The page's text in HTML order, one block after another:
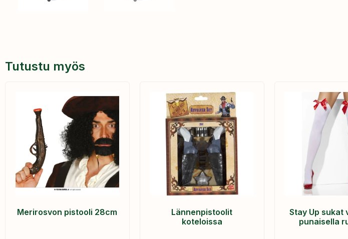
Tutustu myös
Merirosvon pistooli 28cm
Lännenpistoolit
koteloissa
Stay Up sukat
punaisella